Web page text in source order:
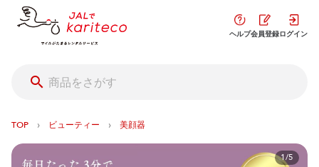
ヘルプ会員登録ログイン
TOP › ビューティー › 美顔器
1/5